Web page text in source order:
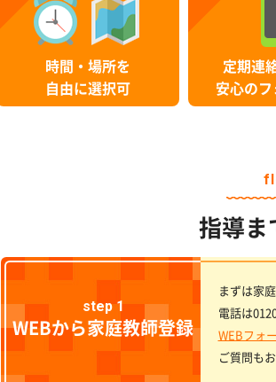
時間・場所を
自由に選択可
定期連
安心のフ
指導ま
step 1
WEBから家庭教師登録
まずは家
電話は
WEBフォ
ご質問も